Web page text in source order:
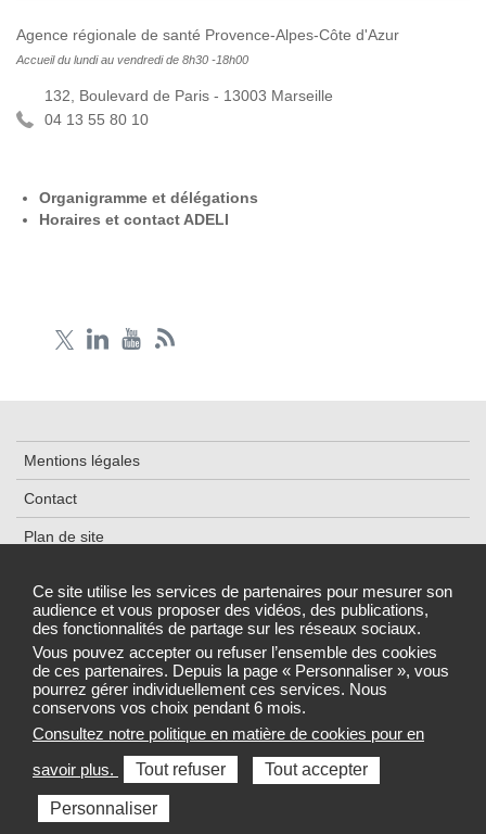
Ce site utilise les services de partenaires pour mesurer son
audience et vous proposer des vidéos, des publications,
des fonctionnalités de partage sur les réseaux sociaux.
Vous pouvez accepter ou refuser l’ensemble des cookies
de ces partenaires. Depuis la page « Personnaliser », vous
pourrez gérer individuellement ces services. Nous
conservons vos choix pendant 6 mois.
Consultez notre politique en matière de cookies pour en
savoir plus.
Tout refuser Tout accepter
Personnaliser
Agence régionale de santé Provence-Alpes-Côte d'Azur
Accueil du lundi au vendredi de 8h30 -18h00
132, Boulevard de Paris - 13003 Marseille
04 13 55 80 10
Organigramme et délégations
Horaires et contact ADELI
Mentions légales
Contact
Plan de site
Accessibilité : partiellement conforme
Gestion des cookies
Sélectionnez une région pour accéder au site de votre Agence
régionale de santé
Toutes les ARS